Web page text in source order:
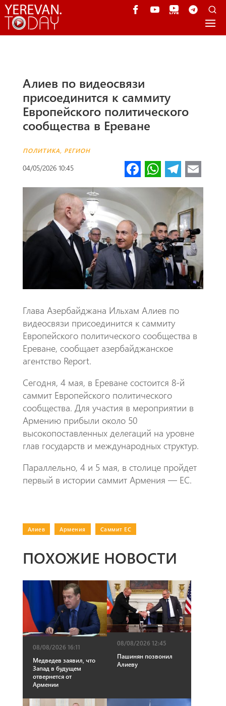
Алиев по видеосвязи
присоединится к саммиту
Европейского политического
сообщества в Ереване
ПОЛИТИКА, РЕГИОН
04/05/2026 10:45 Fa
ce
b
o
o
k
W
h
at
s
A
p
p
Te
le
gr
a
m
m
ail
Глава Азербайджана Ильхам Алиев по
видеосвязи присоединится к саммиту
Европейского политического сообщества в
Ереване, сообщает азербайджанское
агентство Report.
Сегодня, 4 мая, в Ереване состоится 8-й
саммит Европейского политического
сообщества. Для участия в мероприятии в
Армению прибыли около 50
высокопоставленных делегаций на уровне
глав государств и международных структур.
Параллельно, 4 и 5 мая, в столице пройдет
первый в истории саммит Армения — ЕС.
Алиев Армения Саммит ЕС
ПОХОЖИЕ НОВОСТИ
08/08/2026 16:11
Медведев заявил, что
Запад в будущем
отвернется от
Армении
08/08/2026 12:45
Пашинян позвонил
Алиеву